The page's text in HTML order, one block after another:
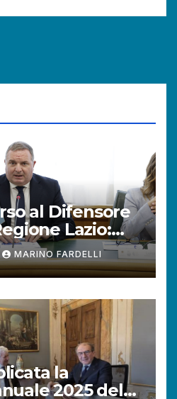
al Difensore
Lazio:
rispetto al
MARINO FARDELLI
la
2025 del